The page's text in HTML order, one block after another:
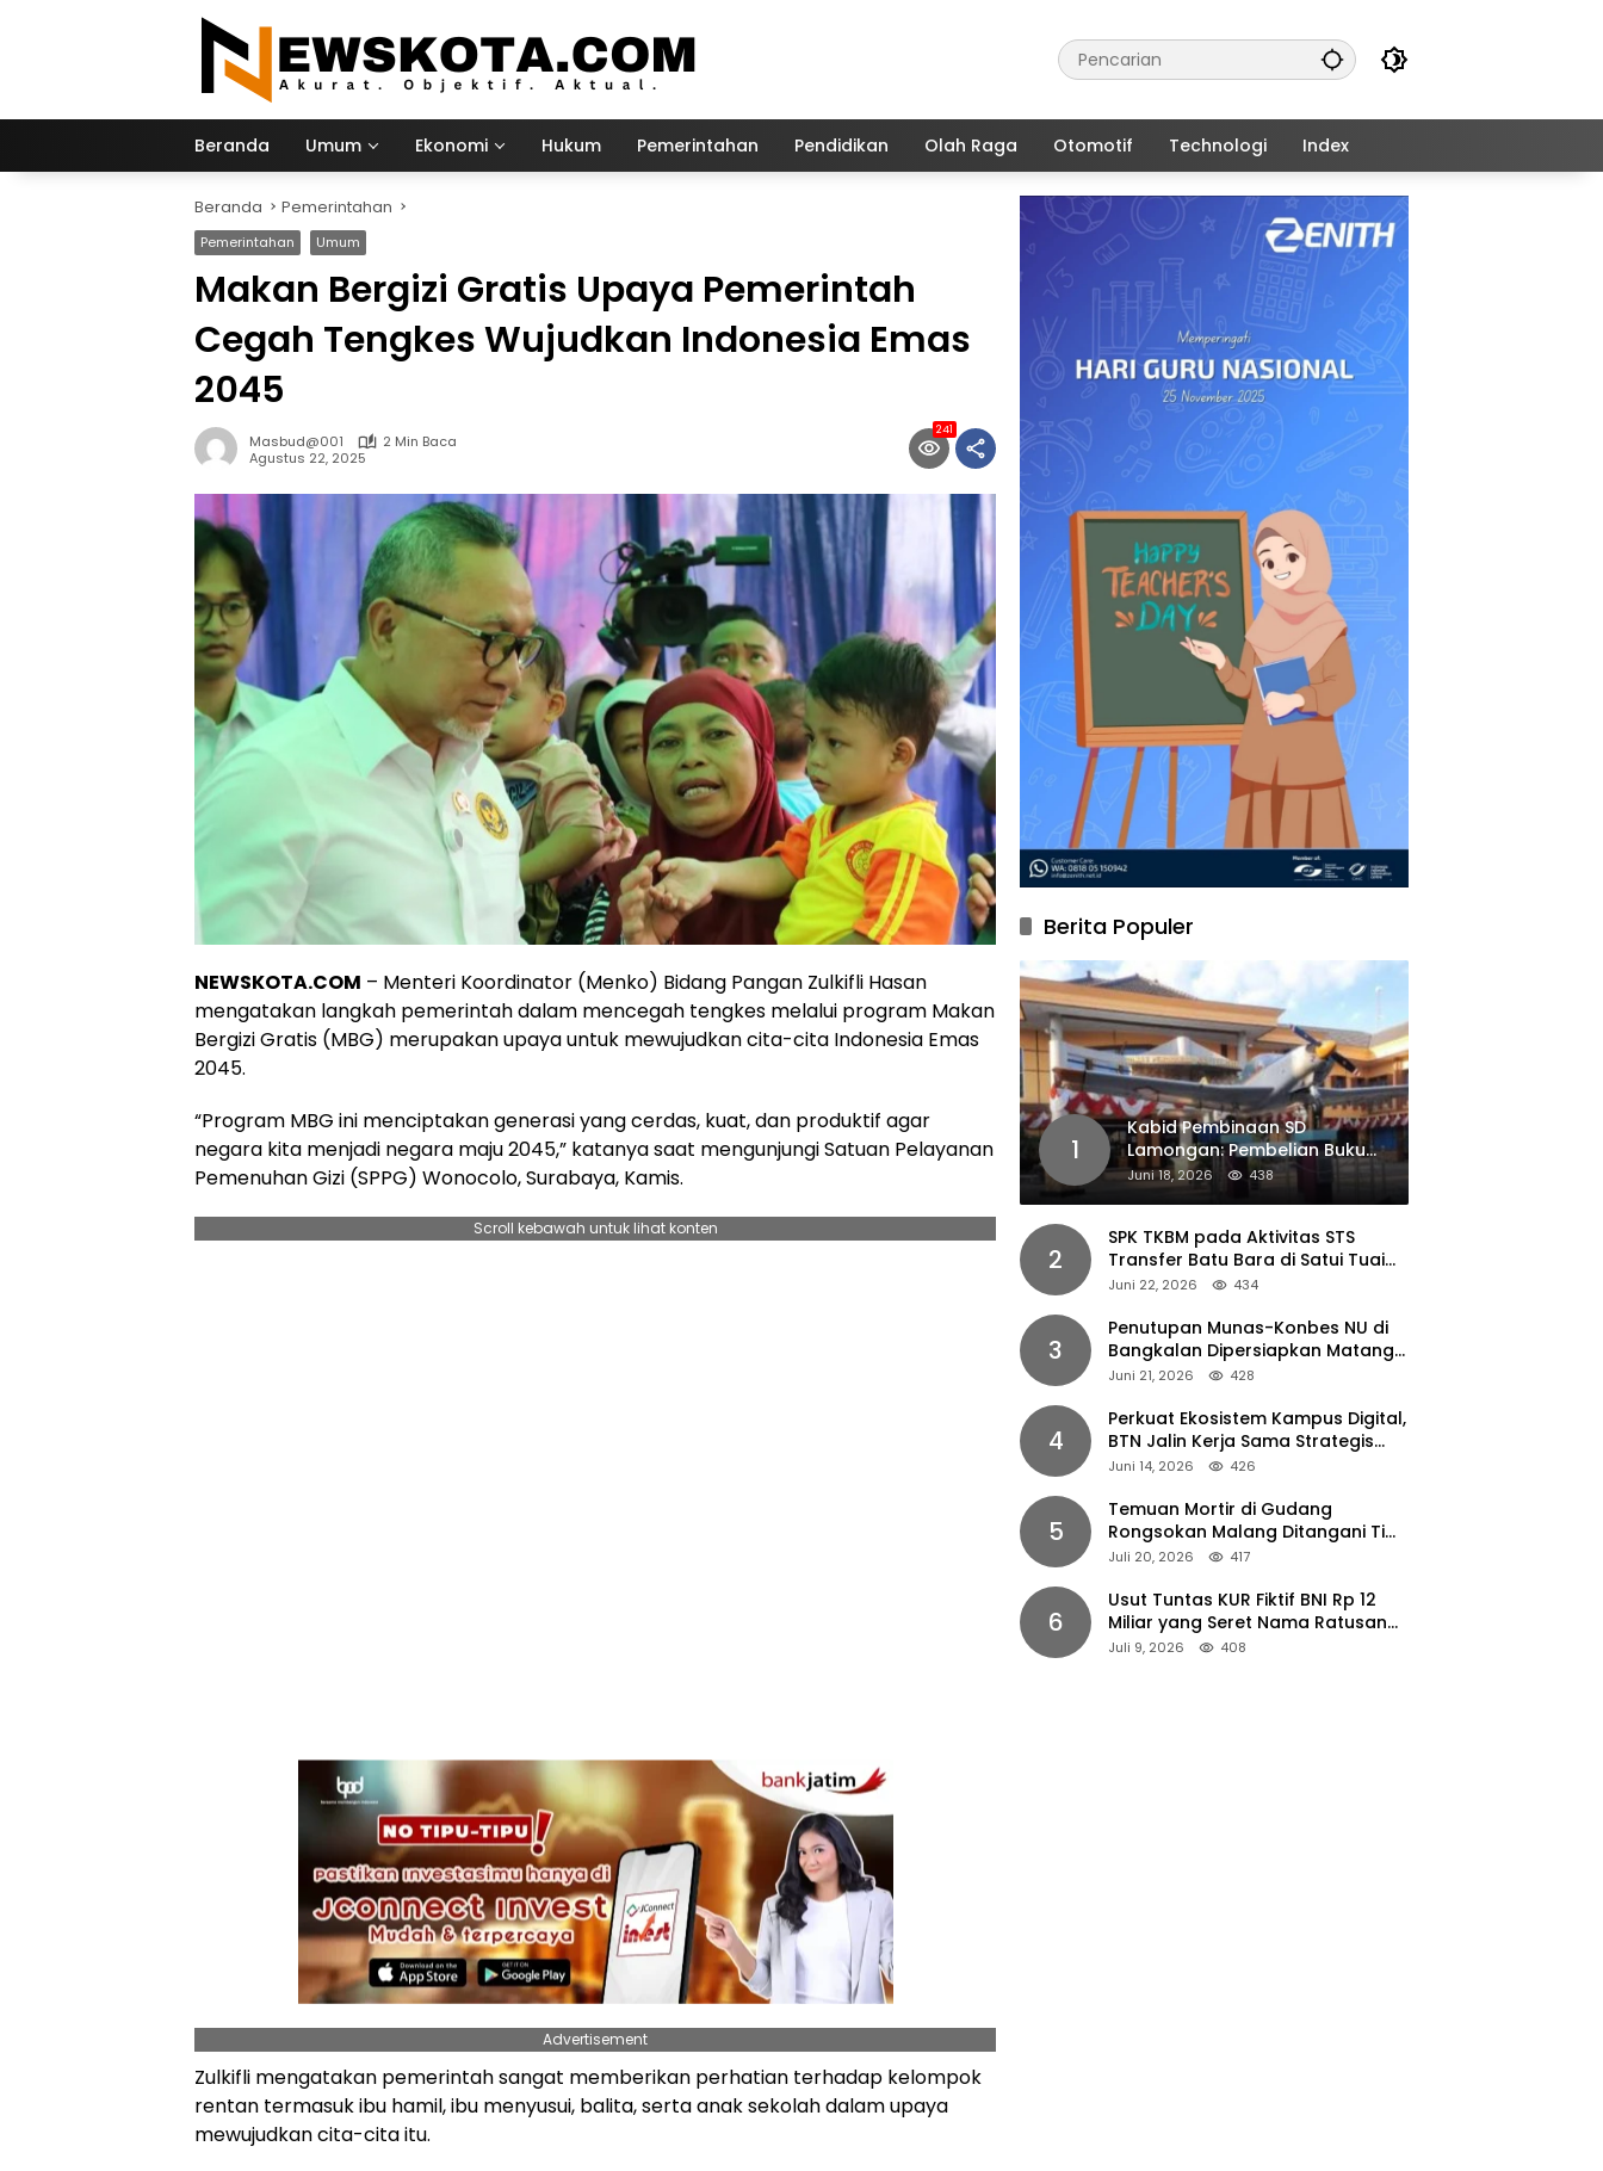
Beranda Umum Ekonomi Hukum Pemerintahan Pendidikan Olah Raga Otomotif Technologi Index
Beranda Pemerintahan
Pemerintahan Umum
Makan Bergizi Gratis Upaya Pemerintah
Cegah Tengkes Wujudkan Indonesia Emas
2045
Masbud@001
2 Min Baca
Agustus 22, 2025
241
NEWSKOTA.COM – Menteri Koordinator (Menko) Bidang Pangan Zulkifli Hasan
mengatakan langkah pemerintah dalam mencegah tengkes melalui program Makan
Bergizi Gratis (MBG) merupakan upaya untuk mewujudkan cita-cita Indonesia Emas
2045.
“Program MBG ini menciptakan generasi yang cerdas, kuat, dan produktif agar
negara kita menjadi negara maju 2045,” katanya saat mengunjungi Satuan Pelayanan
Pemenuhan Gizi (SPPG) Wonocolo, Surabaya, Kamis.
Scroll kebawah untuk lihat konten
Advertisement
Zulkifli mengatakan pemerintah sangat memberikan perhatian terhadap kelompok
rentan termasuk ibu hamil, ibu menyusui, balita, serta anak sekolah dalam upaya
mewujudkan cita-cita itu.
Berita Populer
1
Kabid Pembinaan SD
Lamongan: Pembelian Buku
Pendamping Tidak Boleh
Dipaksakan
Juni 18, 2026 438
2
SPK TKBM pada Aktivitas STS
Transfer Batu Bara di Satui Tuai
Sorotan
Juni 22, 2026 434
3
Penutupan Munas-Konbes NU di
Bangkalan Dipersiapkan Matang,
Gus Ipul Turun Tangan
Juni 21, 2026 428
4
Perkuat Ekosistem Kampus Digital,
BTN Jalin Kerja Sama Strategis
dengan UNAIR
Juni 14, 2026 426
5
Temuan Mortir di Gudang
Rongsokan Malang Ditangani Tim
Gegana Polda Jatim
Juli 20, 2026 417
6
Usut Tuntas KUR Fiktif BNI Rp 12
Miliar yang Seret Nama Ratusan
Petani Jember
Juli 9, 2026 408